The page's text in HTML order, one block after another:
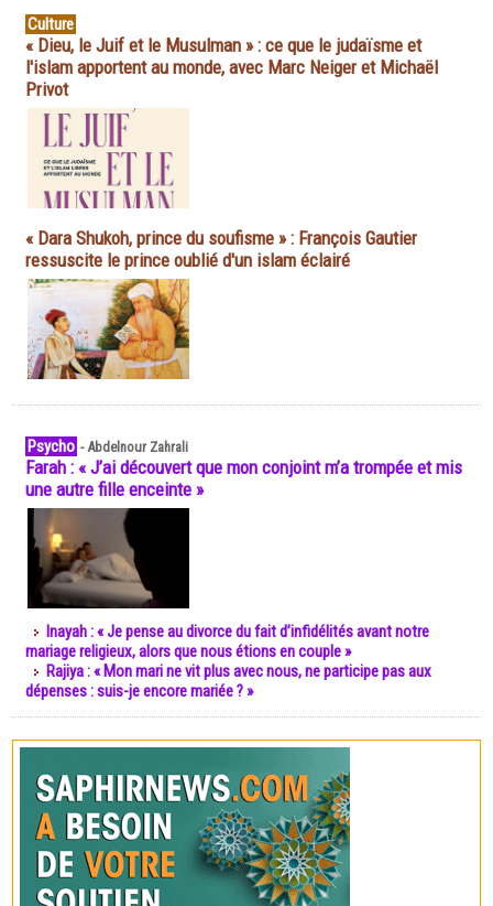
Culture
« Dieu, le Juif et le Musulman » : ce que le judaïsme et
l'islam apportent au monde, avec Marc Neiger et Michaël
Privot
« Dara Shukoh, prince du soufisme » : François Gautier
ressuscite le prince oublié d'un islam éclairé
Psycho -Abdelnour Zahrali
Farah : « J’ai découvert que mon conjoint m’a trompée et mis
une autre fille enceinte »
Inayah : « Je pense au divorce du fait d’infidélités avant notre
mariage religieux, alors que nous étions en couple »
Rajiya : « Mon mari ne vit plus avec nous, ne participe pas aux
dépenses : suis-je encore mariée ? »